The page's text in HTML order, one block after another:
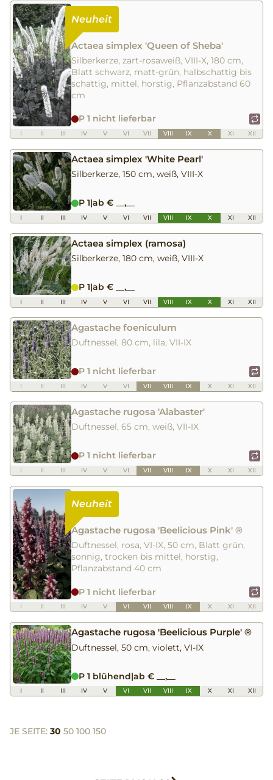
Actaea simplex 'Queen of Sheba'
Silberkerze, zart-rosaweiß, VIII-X, 180 cm,
Blatt schwarz, matt-grün, halbschattig bis
schattig, mittel, horstig, Pflanzabstand 60
cm
P 1 nicht lieferbar
I II III IV V VI VII VIII IX X XI XII
Actaea simplex 'White Pearl'
Silberkerze, 150 cm, weiß, VIII-X
P 1|ab € __,__
I II III IV V VI VII VIII IX X XI XII
Actaea simplex (ramosa)
Silberkerze, 180 cm, weiß, VIII-X
P 1|ab € __,__
I II III IV V VI VII VIII IX X XI XII
Agastache foeniculum
Duftnessel, 80 cm, lila, VII-IX
P 1 nicht lieferbar
I II III IV V VI VII VIII IX X XI XII
Agastache rugosa 'Alabaster'
Duftnessel, 65 cm, weiß, VII-IX
P 1 nicht lieferbar
I II III IV V VI VII VIII IX X XI XII
Agastache rugosa 'Beelicious Pink' ®
Duftnessel, rosa, VI-IX, 50 cm, Blatt grün,
sonnig, trocken bis mittel, horstig,
Pflanzabstand 40 cm
P 1 nicht lieferbar
I II III IV V VI VII VIII IX X XI XII
Agastache rugosa 'Beelicious Purple' ®
Duftnessel, 50 cm, violett, VI-IX
P 1 blühend|ab € __,__
I II III IV V VI VII VIII IX X XI XII
JE SEITE: 30 50 100 150